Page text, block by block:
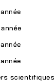
scientifiques